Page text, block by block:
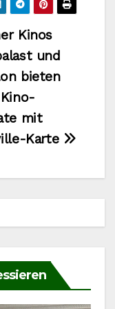
Kinos
und
bieten
mit
Karte